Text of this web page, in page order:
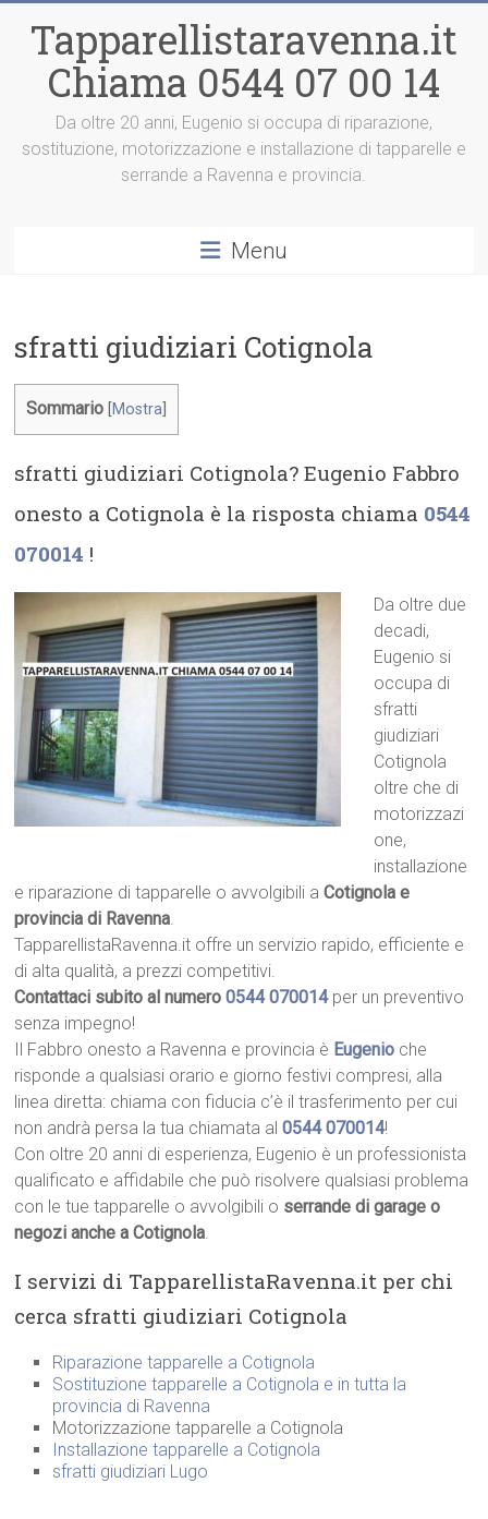
contenuto
Tapparellistaravenna.it
Chiama 0544 07 00 14
Da oltre 20 anni, Eugenio si occupa di riparazione,
sostituzione, motorizzazione e installazione di tapparelle e
serrande a Ravenna e provincia.
Menu
sfratti giudiziari Cotignola
Sommario Mostra
sfratti giudiziari Cotignola? Eugenio Fabbro
onesto a Cotignola è la risposta chiama 0544
070014 !
Da oltre due
decadi,
Eugenio si
occupa di
sfratti
giudiziari
Cotignola
oltre che di
motorizzazi
one,
installazione
e riparazione di tapparelle o avvolgibili aCotignola e
provincia di Ravenna.
TapparellistaRavenna.it offre un servizio rapido, efficiente e
di alta qualità, a prezzi competitivi.
Contattaci subito al numero0544 070014per un preventivo
senza impegno!
Il Fabbro onesto a Ravenna e provincia è Eugenio che
risponde a qualsiasi orario e giorno festivi compresi, alla
linea diretta: chiama con fiducia c’è il trasferimento per cui
non andrà persa la tua chiamata al0544 070014!
Con oltre 20 anni di esperienza, Eugenio è un professionista
qualificato e affidabile che può risolvere qualsiasi problema
con le tue tapparelle o avvolgibili o serrande di garage o
negozi anche a Cotignola.
I servizi di TapparellistaRavenna.it per chi
cerca sfratti giudiziari Cotignola
Riparazione tapparelle a Cotignola
Sostituzione tapparelle a Cotignola e in tutta la
provincia di Ravenna
Motorizzazione tapparelle a Cotignola
Installazione tapparelle a Cotignola
sfratti giudiziari Lugo